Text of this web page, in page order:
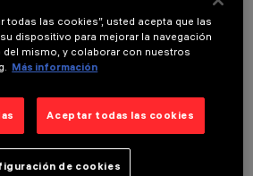
07/08/2026
con lámpara led. Cuerpo
lineales de 10 celdas luminosas,
y con direccionamiento
todas las cookies”, usted acepta que las
dispositivo para mejorar la navegación
del mismo, y colaborar con nuestros
Más información
Aceptar todas las cookies
de cookies